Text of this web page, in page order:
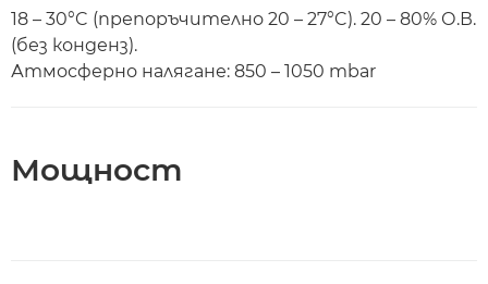
18 – 30°C (препоръчително 20 – 27°C). 20 – 80% О.В.
(без конденз).
Атмосферно налягане: 850 – 1050 mbar
Мощност